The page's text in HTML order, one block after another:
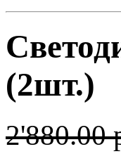
(2шт.)
2'880.00